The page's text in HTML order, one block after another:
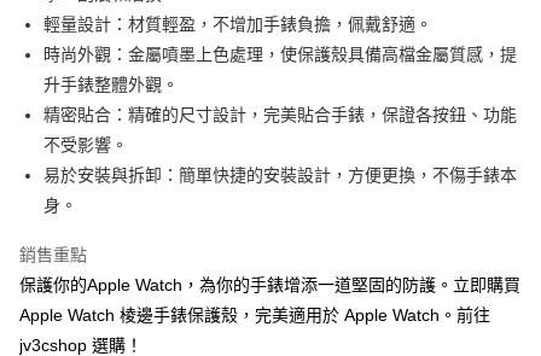
AFTEE先享後付
相關說明
【關於「AFTEE先享後付」】
AFTEE先享後付是「在收到商品之後才付款」的支付方式。 讓您購物簡單
便利好安心！
１．簡單：不需註冊會員、不需綁卡、不需儲值。
３．安心：先確認商品／服務後，再付款。
【「AFTEE先享後付」結帳流程】
１．於結帳方式選擇「AFTEE先享後付」後，將跳轉至「AFTEE先享後付」
結帳頁面，進行簡訊認證並確認金額後，即可完成結帳。
２．訂單成立數日內，您將收到繳費通知簡訊。
３．收到繳費通知簡訊後14天內，點擊此簡訊中的連結，可透過四大超商／
ATM付款
運送方式
每筆NT$60，滿NT$499(含以上)免運費
付款後全家取貨
每筆NT$60，滿NT$499(含以上)免運費
輕量設計：材質輕盈，不增加手錶負擔，佩戴舒適。
時尚外觀：金屬噴墨上色處理，使保護殼具備高檔金屬質感，提
升手錶整體外觀。
精密貼合：精確的尺寸設計，完美貼合手錶，保證各按鈕、功能
不受影響。
易於安裝與拆卸：簡單快捷的安裝設計，方便更換，不傷手錶本
身。
銷售重點
保護你的Apple Watch，為你的手錶增添一道堅固的防護。立即購買
Apple Watch 棱邊手錶保護殼，完美適用於 Apple Watch。前往
jv3cshop 選購！